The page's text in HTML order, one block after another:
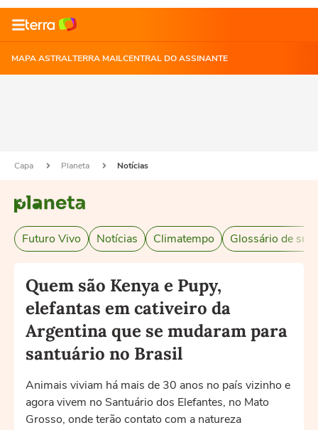
MAPA ASTRALTERRA MAILCENTRAL DO ASSINANTE
Capa Planeta Notícias
Futuro Vivo Notícias Climatempo Glossário de
Quem são Kenya e Pupy,
elefantas em cativeiro da
Argentina que se mudaram para
santuário no Brasil
Animais viviam há mais de 30 anos no país vizinho e
agora vivem no Santuário dos Elefantes, no Mato
Grosso, onde terão contato com a natureza